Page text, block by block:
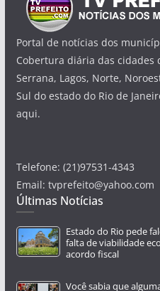
Portal de notícias dos
Cobertura diária das cidades
Serrana, Lagos, Norte,
Sul do estado do Rio de
aqui.
Telefone: (21)97531-4343
Email: tvprefeito@yahoo.com
Últimas Notícias
Estado do Rio pede
falta de viabilidade
acordo fiscal
Você sabia que